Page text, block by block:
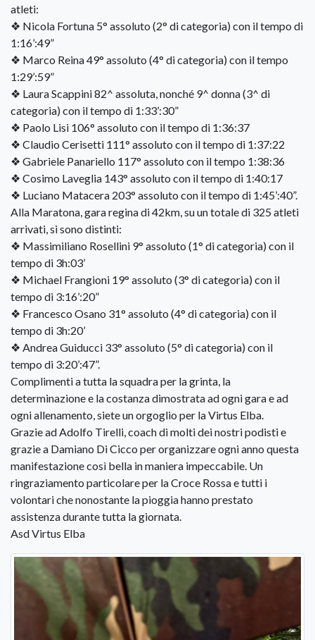
atleti:
❖ Nicola Fortuna 5° assoluto (2° di categoria) con il tempo di
1:16’:49”
❖ Marco Reina 49° assoluto (4° di categoria) con il tempo
1:29’:59”
❖ Laura Scappini 82^ assoluta, nonché 9^ donna (3^ di
categoria) con il tempo di 1:33’:30”
❖ Paolo Lisi 106° assoluto con il tempo di 1:36:37
❖ Claudio Cerisetti 111° assoluto con il tempo di 1:37:22
❖ Gabriele Panariello 117° assoluto con il tempo 1:38:36
❖ Cosimo Laveglia 143° assoluto con il tempo di 1:40:17
❖ Luciano Matacera 203° assoluto con il tempo di 1:45’:40”.
Alla Maratona, gara regina di 42km, su un totale di 325 atleti
arrivati, si sono distinti:
❖ Massimiliano Rosellini 9° assoluto (1° di categoria) con il
tempo di 3h:03’
❖ Michael Frangioni 19° assoluto (3° di categoria) con il
tempo di 3:16’:20”
❖ Francesco Osano 31° assoluto (4° di categoria) con il
tempo di 3h:20’
❖ Andrea Guiducci 33° assoluto (5° di categoria) con il
tempo di 3:20’:47”.
Complimenti a tutta la squadra per la grinta, la
determinazione e la costanza dimostrata ad ogni gara e ad
ogni allenamento, siete un orgoglio per la Virtus Elba.
Grazie ad Adolfo Tirelli, coach di molti dei nostri podisti e
grazie a Damiano Di Cicco per organizzare ogni anno questa
manifestazione così bella in maniera impeccabile. Un
ringraziamento particolare per la Croce Rossa e tutti i
volontari che nonostante la pioggia hanno prestato
assistenza durante tutta la giornata.
Asd Virtus Elba